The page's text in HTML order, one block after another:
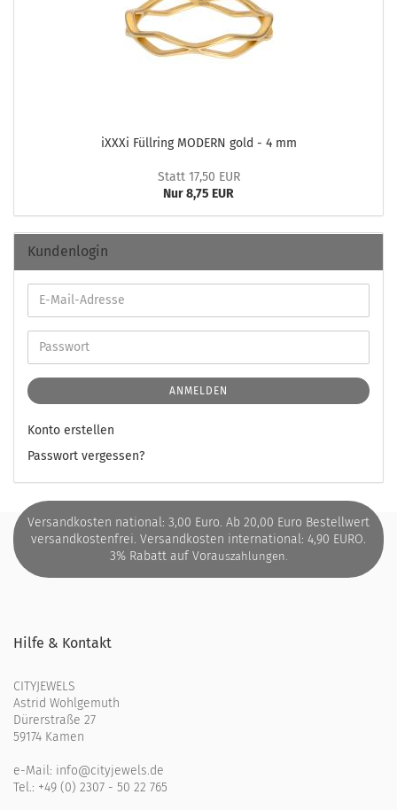
iXXXi Füll­ring MO­DERN gold - 4 mm
Statt 17,50 EUR
Nur 8,75 EUR
Kundenlogin
ANMELDEN
Konto erstellen
Passwort vergessen?
Versandkosten national: 3,00 Euro. Ab 20,00 Euro Bestellwert
versandkostenfrei. Versandkosten international: 4,90 EURO.
3% Rabatt auf Vorauszahlungen.
Hilfe & Kontakt
CITYJEWELS
Astrid Wohlgemuth
Dürerstraße 27
59174 Kamen
e-Mail: info@cityjewels.de
Tel.: +49 (0) 2307 - 50 22 765